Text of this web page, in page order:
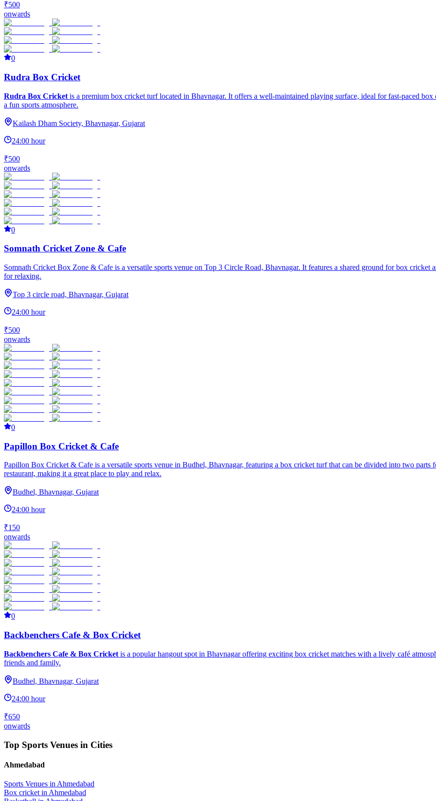
₹500
onwards
0
Rudra Box Cricket
Rudra Box Cricket is a premium box cricket turf located in Bhavnagar. It offers a well-maintained playing surface, ideal for fast-paced
a fun sports atmosphere.
Kailash Dham Society, Bhavnagar, Gujarat
24:00 hour
₹500
onwards
0
Somnath Cricket Zone & Cafe
Somnath Cricket Box Zone & Cafe is a versatile sports venue on Top 3 Circle Road, Bhavnagar. It features a shared ground for box
for relaxing.
Top 3 circle road, Bhavnagar, Gujarat
24:00 hour
₹500
onwards
0
Papillon Box Cricket & Cafe
Papillon Box Cricket & Cafe is a versatile sports venue in Budhel, Bhavnagar, featuring a box cricket turf that can be divided into two
restaurant, making it a great place to play and relax.
Budhel, Bhavnagar, Gujarat
24:00 hour
₹150
onwards
0
Backbenchers Cafe & Box Cricket
Backbenchers Cafe & Box Cricket is a popular hangout spot in Bhavnagar offering exciting box cricket matches with a lively café
friends and family.
Budhel, Bhavnagar, Gujarat
24:00 hour
₹650
onwards
Top Sports Venues in Cities
Ahmedabad
Sports Venues in Ahmedabad
Box cricket in Ahmedabad